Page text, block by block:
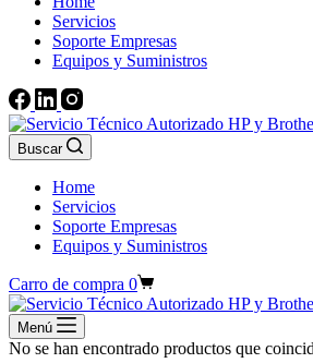
Servicios
Soporte Empresas
Equipos y Suministros
Buscar
Home
Servicios
Soporte Empresas
Equipos y Suministros
Carro de compra 0
Menú
No se han encontrado productos que